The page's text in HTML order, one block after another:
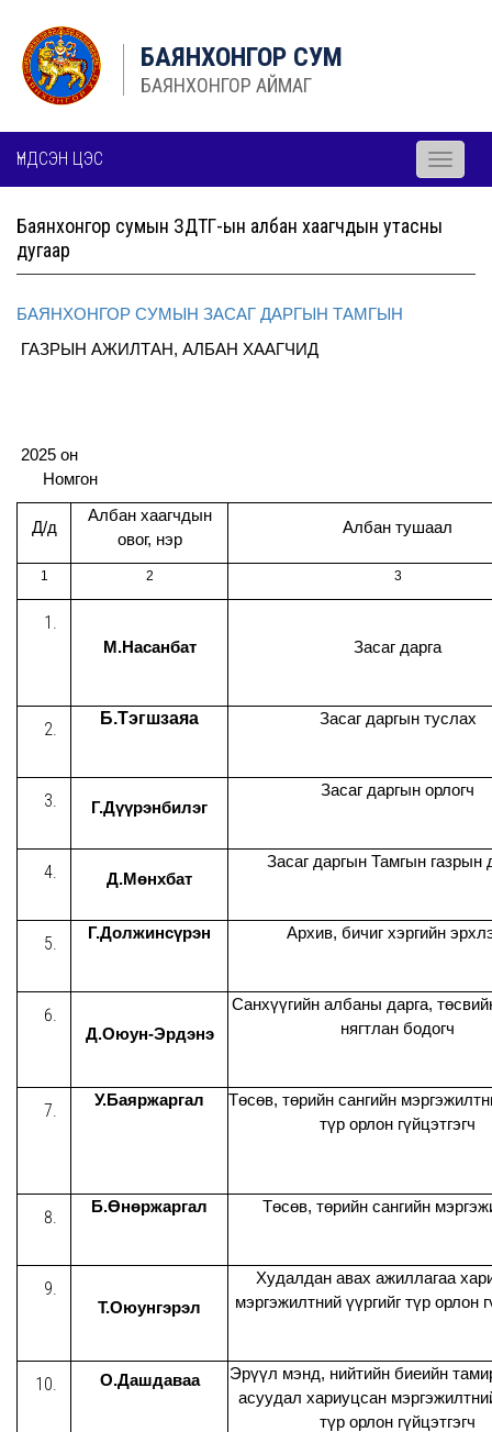
БАЯНХОНГОР СУМ
БАЯНХОНГОР АЙМАГ
ҮНДСЭН ЦЭС
Toggle
Баянхонгор сумын ЗДТГ-ын албан хаагчдын утасны
дугаар
БАЯНХОНГОР СУМЫН ЗАСАГ ДАРГЫН ТАМГЫН
ГАЗРЫН АЖИЛТАН, АЛБАН ХААГЧИД
2025
Номгон
Д/д
Албан хаагчдын
овог, нэр
Албан тушаал
1 2 3
М.Насанбат Засаг дарга
Б.Тэгшзаяа Засаг даргын туслах
Г.Дүүрэнбилэг
Засаг даргын орлогч
Д.Мөнхбат
Засаг даргын Тамгын газрын
Г.Должинсүрэн Архив, бичиг хэргийн
Д.Оюун-Эрдэнэ
Санхүүгийн албаны дарга,
нягтлан бодогч
У.Баяржаргал
Төсөв, төрийн сангийн
түр орлон гүйцэтгэгч
Б.Өнөржаргал Төсөв, төрийн сангийн
Т.Оюунгэрэл
Худалдан авах ажиллагаа
мэргэжилтний үүргийг түр орлон
О.Дашдаваа
Эрүүл мэнд, нийтийн биеийн
асуудал хариуцсан
түр орлон гүйцэтгэгч